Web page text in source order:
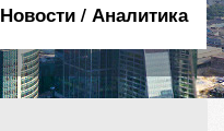
Новости / Аналитика